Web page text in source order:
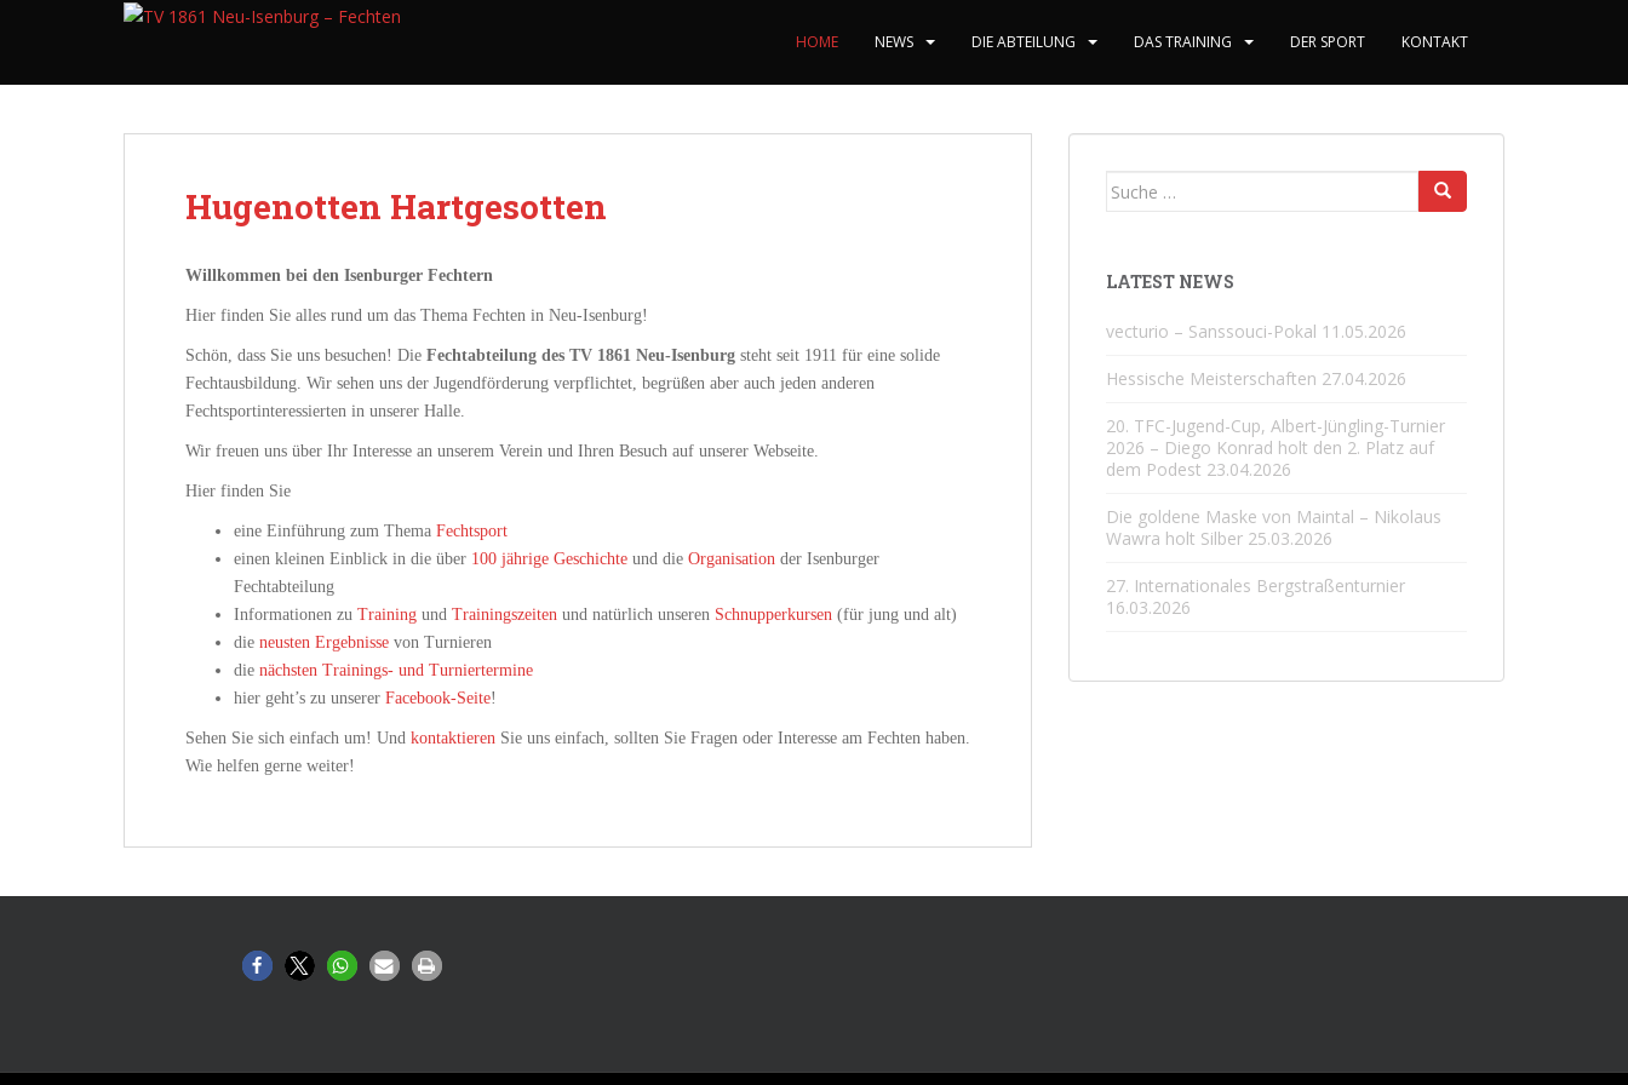
HOME NEWS DIE ABTEILUNG DAS TRAINING DER SPORT KONTAKT
Hugenotten Hartgesotten
Willkommen bei den Isenburger Fechtern
Hier finden Sie alles rund um das Thema Fechten in Neu-Isenburg!
Schön, dass Sie uns besuchen! Die Fechtabteilung des TV 1861 Neu-Isenburg steht seit 1911 für eine solide
Fechtausbildung. Wir sehen uns der Jugendförderung verpflichtet, begrüßen aber auch jeden anderen
Fechtsportinteressierten in unserer Halle.
Wir freuen uns über Ihr Interesse an unserem Verein und Ihren Besuch auf unserer Webseite.
Hier finden Sie
eine Einführung zum Thema Fechtsport
einen kleinen Einblick in die über 100 jährige Geschichte und die Organisation der Isenburger
Fechtabteilung
Informationen zu Training und Trainingszeiten und natürlich unseren Schnupperkursen (für jung und alt)
die neusten Ergebnisse von Turnieren
die nächsten Trainings- und Turniertermine
hier geht’s zu unserer Facebook-Seite!
Sehen Sie sich einfach um! Und kontaktieren Sie uns einfach, sollten Sie Fragen oder Interesse am Fechten haben.
Wie helfen gerne weiter!
Suche
LATEST NEWS
vecturio – Sanssouci-Pokal 11.05.2026
Hessische Meisterschaften 27.04.2026
20. TFC-Jugend-Cup, Albert-Jüngling-Turnier
2026 – Diego Konrad holt den 2. Platz auf
dem Podest 23.04.2026
Die goldene Maske von Maintal – Nikolaus
Wawra holt Silber 25.03.2026
27. Internationales Bergstraßenturnier
16.03.2026